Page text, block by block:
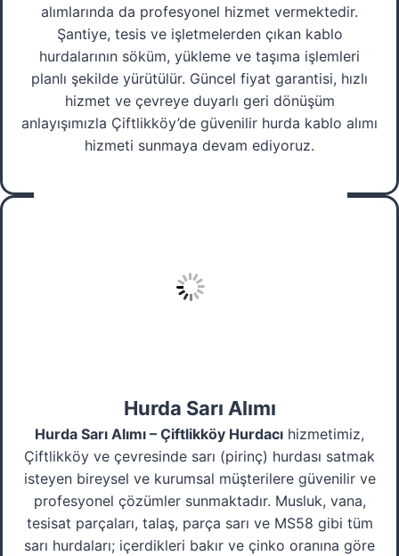
alımlarında da profesyonel hizmet vermektedir.
Şantiye, tesis ve işletmelerden çıkan kablo
hurdalarının söküm, yükleme ve taşıma işlemleri
planlı şekilde yürütülür. Güncel fiyat garantisi, hızlı
hizmet ve çevreye duyarlı geri dönüşüm
anlayışımızla Çiftlikköy’de güvenilir hurda kablo alımı
hizmeti sunmaya devam ediyoruz.
Hurda Sarı Alımı
Hurda Sarı Alımı – Çiftlikköy Hurdacı hizmetimiz,
Çiftlikköy ve çevresinde sarı (pirinç) hurdası satmak
isteyen bireysel ve kurumsal müşterilere güvenilir ve
profesyonel çözümler sunmaktadır. Musluk, vana,
tesisat parçaları, talaş, parça sarı ve MS58 gibi tüm
sarı hurdaları; içerdikleri bakır ve çinko oranına göre